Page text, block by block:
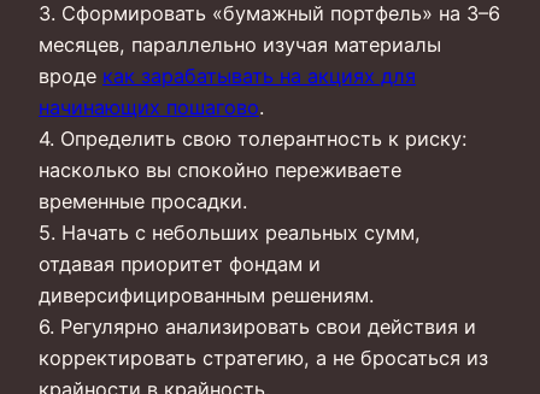
3. Сформировать «бумажный портфель» на 3–6
месяцев, параллельно изучая материалы
вроде как зарабатывать на акциях для
начинающих пошагово.
4. Определить свою толерантность к риску:
насколько вы спокойно переживаете
временные просадки.
5. Начать с небольших реальных сумм,
отдавая приоритет фондам и
диверсифицированным решениям.
6. Регулярно анализировать свои действия и
корректировать стратегию, а не бросаться из